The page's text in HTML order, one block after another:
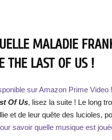
MALADIE
THE LAST OF US !
sur Amazon Prime Video !
Of Us, lisez la suite ! Le long
et de leur quête des lucioles,
savoir quelle musique est